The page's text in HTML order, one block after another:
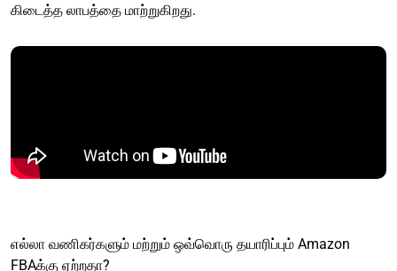
கிடைத்த லாபத்தை மாற்றுகிறது.
எல்லா வணிகர்களும் மற்றும் ஒவ்வொரு தயாரிப்பும் Amazon
FBAக்கு ஏற்றதா?